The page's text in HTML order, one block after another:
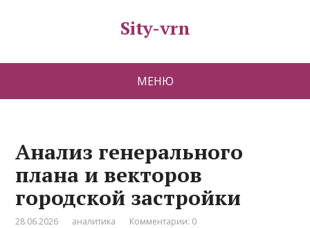
Sity-vrn
МЕНЮ
Анализ генерального
плана и векторов
городской застройки
28.06.2026 аналитика Комментарии: 0